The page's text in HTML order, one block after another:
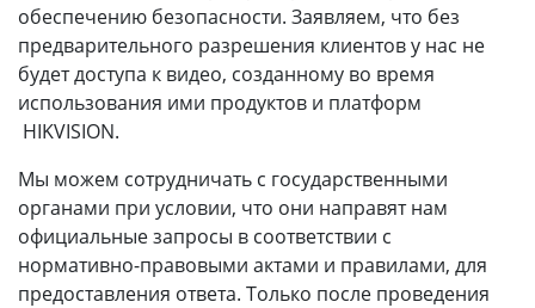
обеспечению безопасности. Заявляем, что без
предварительного разрешения клиентов у нас не
будет доступа к видео, созданному во время
использования ими продуктов и платформ
HIKVISION.
Мы можем сотрудничать с государственными
органами при условии, что они направят нам
официальные запросы в соответствии с
нормативно-правовыми актами и правилами, для
предоставления ответа. Только после проведения